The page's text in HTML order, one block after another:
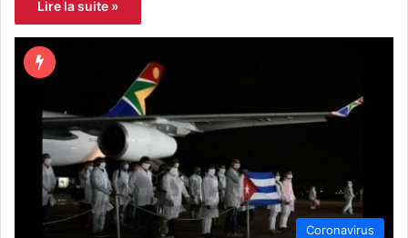
Lire la suite »
Coronavirus